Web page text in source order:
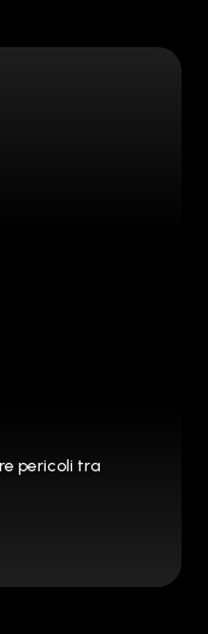
pericoli tra